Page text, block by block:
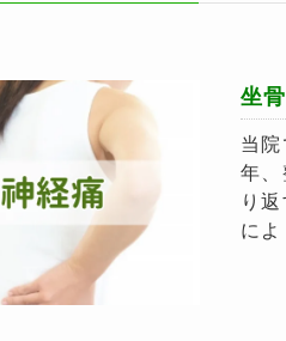
坐
当
年
り
に